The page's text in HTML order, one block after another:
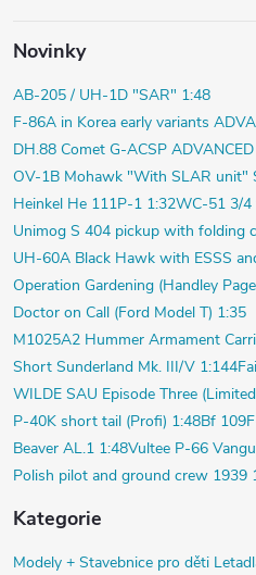
Novinky
AB-205 / UH-1D "SAR" 1:48
F-86A in Korea early variants
DH.88 Comet G-ACSP
OV-1B Mohawk "With SLAR unit"
Heinkel He 111P-1 1:32WC-51 3/
Unimog S 404 pickup with folding
UH-60A Black Hawk with ESSS
Operation Gardening (Handley
Doctor on Call (Ford Model T) 1:35
M1025A2 Hummer Armament
Short Sunderland Mk. III/V 1:144
WILDE SAU Episode Three
P-40K short tail (Profi) 1:48Bf
Beaver AL.1 1:48Vultee P-66
Polish pilot and ground crew 1939
Kategorie
Modely + Stavebnice pro děti